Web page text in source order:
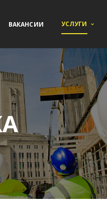
ВАКАНСИИ УСЛУГИ
СТРОИТЕЛЬНАЯ ТЕХНИКА
АВТОПАРК
ПЕРЕВОЗКА ТЯЖЕЛЫХ И